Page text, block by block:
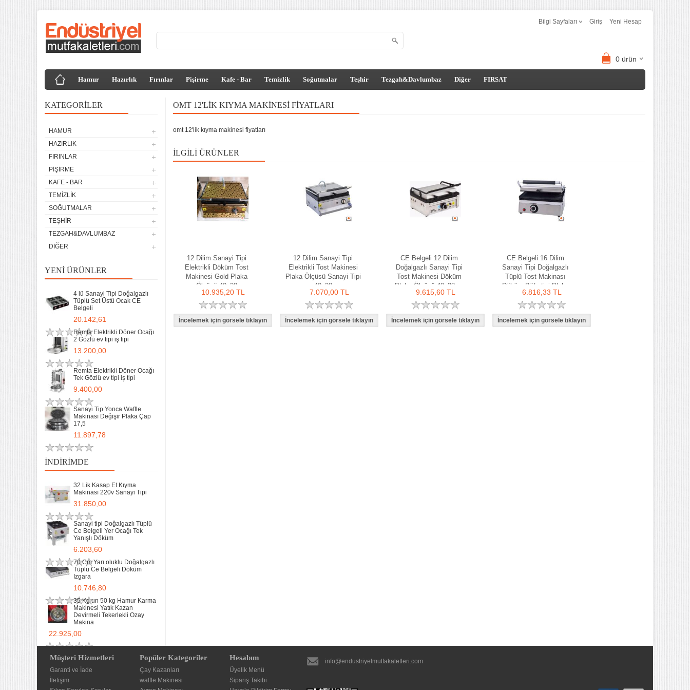
Bilgi Sayfaları Giriş Yeni Hesap
0 ürün
Hamur Hazırlık Fırınlar Pişirme Kafe - Bar Temizlik Soğutmalar Teşhir Tezgah&Davlumbaz Diğer FIRSAT
KATEGORILER
HAMUR
HAZIRLIK
FIRINLAR
PIŞIRME
KAFE - BAR
TEMIZLIK
SOĞUTMALAR
TEŞHIR
TEZGAH&DAVLUMBAZ
DIĞER
YENI ÜRÜNLER
4 lü Sanayi Tipi Doğalgazlı
Tüplü Set Üstü Ocak CE
Belgeli
20.142,61
Remta Elektrikli Döner Ocağı
2 Gözlü ev tipi iş tipi
13.200,00
Remta Elektrikli Döner Ocağı
Tek Gözlü ev tipi iş tipi
9.400,00
Sanayi Tip Yonca Waffle
Makinası Değişir Plaka Çap
17,5
11.897,78
İNDIRIMDE
32 Lik Kasap Et Kıyma
Makinası 220v Sanayi Tipi
31.850,00
Sanayi tipi Doğalgazlı Tüplü
Ce Belgeli Yer Ocağı Tek
Yanışlı Döküm
6.203,60
70 Cm Yarı oluklu Doğalgazlı
Tüplü Ce Belgeli Döküm
Izgara
10.746,80
35 Kg un 50 kg Hamur Karma
Makinesi Yatık Kazan
Devirmeli Tekerlekli Ozay
Makina
22.925,00
OMT 12'LIK KIYMA MAKINESI FIYATLARI
omt 12'lik kıyma makinesi fiyatları
İLGILI ÜRÜNLER
12 Dilim Sanayi Tipi
Elektrikli Döküm Tost
Makinesi Gold Plaka
Ölçüsü 40x28
10.935,20 TL
12 Dilim Sanayi Tipi
Elektrikli Tost Makinesi
Plaka Ölçüsü Sanayi Tipi
40x28
7.070,00 TL
CE Belgeli 12 Dilim
Doğalgazlı Sanayi Tipi
Tost Makinesi Döküm
Plaka Ölçüsü 40x28cm
9.615,60 TL
CE Belgeli 16 Dilim
Sanayi Tipi Doğalgazlı
Tüplü Tost Makinası
Döküm Büfe tipi Plaka
Ölçüsü 40x27cm
6.816,33 TL
Müşteri Hizmetleri
Garanti ve İade
İletişim
Popüler Kategoriler
Çay Kazanları
waffle Makinesi
Hesabım
Üyelik Menü
Sipariş Takibi
info@endustriyelmutfakaletleri.com